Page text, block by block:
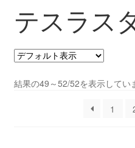
テスラス
結果の49～52/52を表示してい
1